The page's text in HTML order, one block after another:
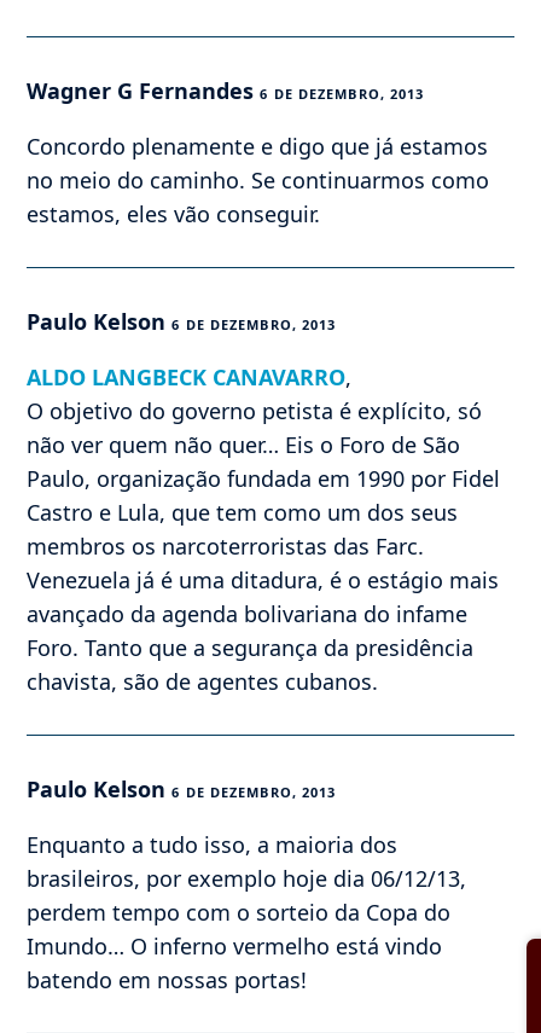
Wagner G Fernandes6 DE DEZEMBRO, 2013
Concordo plenamente e digo que já estamos
no meio do caminho. Se continuarmos como
estamos, eles vão conseguir.
Paulo Kelson6 DE DEZEMBRO, 2013
ALDO LANGBECK CANAVARRO,
O objetivo do governo petista é explícito, só
não ver quem não quer… Eis o Foro de São
Paulo, organização fundada em 1990 por Fidel
Castro e Lula, que tem como um dos seus
membros os narcoterroristas das Farc.
Venezuela já é uma ditadura, é o estágio mais
avançado da agenda bolivariana do infame
Foro. Tanto que a segurança da presidência
chavista, são de agentes cubanos.
Paulo Kelson6 DE DEZEMBRO, 2013
Enquanto a tudo isso, a maioria dos
brasileiros, por exemplo hoje dia 06/12/13,
perdem tempo com o sorteio da Copa do
Imundo… O inferno vermelho está vindo
batendo em nossas portas!